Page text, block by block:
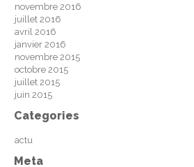
novembre 2016
juillet 2016
avril 2016
janvier 2016
novembre 2015
octobre 2015
juillet 2015
juin 2015
Categories
actu
Meta